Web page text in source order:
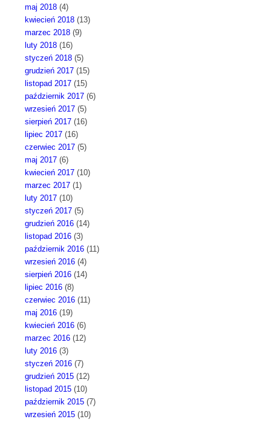
maj 2018(4)
kwiecień 2018(13)
marzec 2018(9)
luty 2018(16)
styczeń 2018(5)
grudzień 2017(15)
listopad 2017(15)
październik 2017(6)
wrzesień 2017(5)
sierpień 2017(16)
lipiec 2017(16)
czerwiec 2017(5)
maj 2017(6)
kwiecień 2017(10)
marzec 2017(1)
luty 2017(10)
styczeń 2017(5)
grudzień 2016(14)
listopad 2016(3)
październik 2016(11)
wrzesień 2016(4)
sierpień 2016(14)
lipiec 2016(8)
czerwiec 2016(11)
maj 2016(19)
kwiecień 2016(6)
marzec 2016(12)
luty 2016(3)
styczeń 2016(7)
grudzień 2015(12)
listopad 2015(10)
październik 2015(7)
wrzesień 2015(10)